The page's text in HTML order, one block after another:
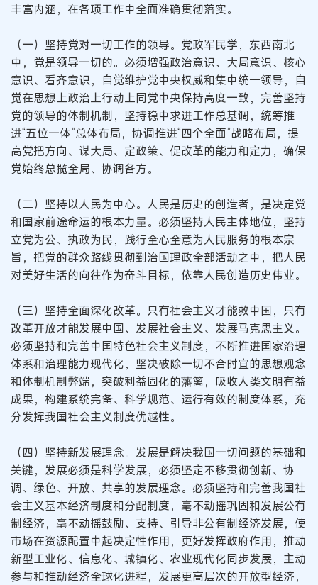
丰富内涵，在各项工作中全面准确贯彻落实。
（一）坚持党对一切工作的领导。党政军民学，东西南北
中，党是领导一切的。必须增强政治意识、大局意识、核心
意识、看齐意识，自觉维护党中央权威和集中统一领导，自
觉在思想上政治上行动上同党中央保持高度一致，完善坚持
党的领导的体制机制，坚持稳中求进工作总基调，统筹推
进“五位一体”总体布局，协调推进“四个全面”战略布局，提
高党把方向、谋大局、定政策、促改革的能力和定力，确保
党始终总揽全局、协调各方。
（二）坚持以人民为中心。人民是历史的创造者，是决定党
和国家前途命运的根本力量。必须坚持人民主体地位，坚持
立党为公、执政为民，践行全心全意为人民服务的根本宗
旨，把党的群众路线贯彻到治国理政全部活动之中，把人民
对美好生活的向往作为奋斗目标，依靠人民创造历史伟业。
（三）坚持全面深化改革。只有社会主义才能救中国，只有
改革开放才能发展中国、发展社会主义、发展马克思主义。
必须坚持和完善中国特色社会主义制度，不断推进国家治理
体系和治理能力现代化，坚决破除一切不合时宜的思想观念
和体制机制弊端，突破利益固化的藩篱，吸收人类文明有益
成果，构建系统完备、科学规范、运行有效的制度体系，充
分发挥我国社会主义制度优越性。
（四）坚持新发展理念。发展是解决我国一切问题的基础和
关键，发展必须是科学发展，必须坚定不移贯彻创新、协
调、绿色、开放、共享的发展理念。必须坚持和完善我国社
会主义基本经济制度和分配制度，毫不动摇巩固和发展公有
制经济，毫不动摇鼓励、支持、引导非公有制经济发展，使
市场在资源配置中起决定性作用，更好发挥政府作用，推动
新型工业化、信息化、城镇化、农业现代化同步发展，主动
参与和推动经济全球化进程，发展更高层次的开放型经济，